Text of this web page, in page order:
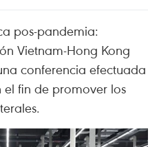
pos-pandemia:
Vietnam-Hong Kong
conferencia efectuada
fin de promover los